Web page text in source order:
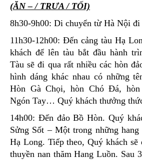
(ĂN – / TRƯA / TỐI)
8h30-9h00: Di chuyển từ Hà Nội đi
11h30-12h00: Đến cảng tàu Hạ
khách để lên tàu bắt đầu hành
Tàu sẽ đi qua rất nhiều các hòn
hình dáng khác nhau có những
Hòn Gà Chọi, hòn Chó Đá,
Ngón Tay… Quý khách thưởng
14h00: Đến đảo Bồ Hòn. Quý
Sửng Sốt – Một trong những hang
Hạ Long. Tiếp theo, Quý khách sẽ
thuyền nan thăm Hang Luồn. Sau